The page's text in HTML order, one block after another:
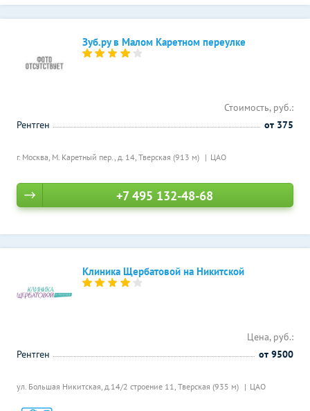
Зуб.ру в Малом Каретном переулке
г. Москва, М. Каретный пер., д. 14, Тверская (913 м) ЦАО
Стоимость, руб.:
Рентген
от 375
+7 495 132-48-68
Клиника Щербатовой на Никитской
ул. Большая Никитская, д.14/2 строение 11, Тверская (935 м) ЦАО
Цена, руб.:
Рентген
от 9500